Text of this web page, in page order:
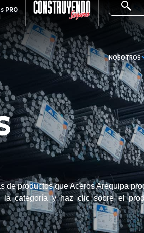
PRO
NOSOTROS
de productos que Aceros Arequipa
la categoría y haz clic sobre el